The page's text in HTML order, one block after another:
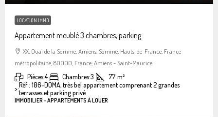
LOCATION IMMO
Appartement meublé 3 chambres, parking
XX, Quai de la Somme, Amiens, Somme, Hauts-de-France, France
métropolitaine, 80000, France, Amiens - Saint-Maurice
Pièces:4 Chambres:3 77 m²
>:Réf : 186-DOMA, très bel appartement comprenant 2 grandes
terrasses et parking privé
IMMOBILIER - APPARTEMENTS À LOUER